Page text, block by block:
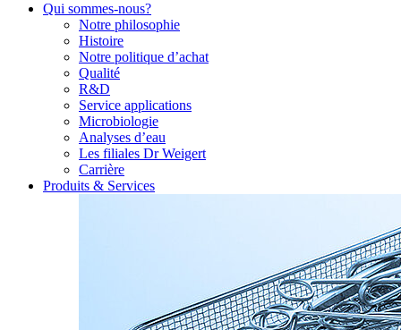
Qui sommes-nous?
Notre philosophie
Histoire
Notre politique d’achat
Qualité
R&D
Service applications
Microbiologie
Analyses d’eau
Les filiales Dr Weigert
Carrière
Produits & Services